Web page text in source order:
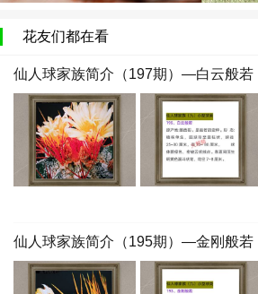
花友们都在看
仙人球家族简介（197期）—白云般若
仙人球家族简介（195期）—金刚般若